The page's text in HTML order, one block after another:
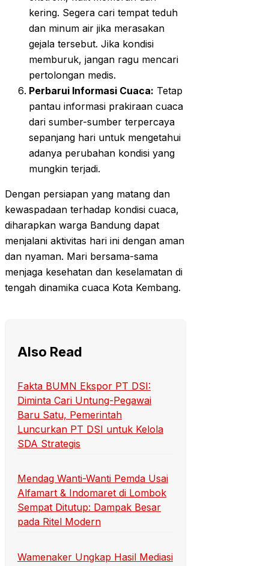
kering. Segera cari tempat teduh
dan minum air jika merasakan
gejala tersebut. Jika kondisi
memburuk, jangan ragu mencari
pertolongan medis.
Perbarui Informasi Cuaca: Tetap
pantau informasi prakiraan cuaca
dari sumber-sumber terpercaya
sepanjang hari untuk mengetahui
adanya perubahan kondisi yang
mungkin terjadi.
Dengan persiapan yang matang dan
kewaspadaan terhadap kondisi cuaca,
diharapkan warga Bandung dapat
menjalani aktivitas hari ini dengan aman
dan nyaman. Mari bersama-sama
menjaga kesehatan dan keselamatan di
tengah dinamika cuaca Kota Kembang.
Also Read
Fakta BUMN Ekspor PT DSI:
Diminta Cari Untung-Pegawai
Baru Satu, Pemerintah
Luncurkan PT DSI untuk Kelola
SDA Strategis
Mendag Wanti-Wanti Pemda Usai
Alfamart & Indomaret di Lombok
Sempat Ditutup: Dampak Besar
pada Ritel Modern
Wamenaker Ungkap Hasil Mediasi